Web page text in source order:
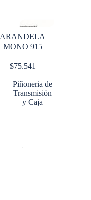
ARANDELA
MONO 915
$75.541
Piñoneria de
Transmisión
y Caja